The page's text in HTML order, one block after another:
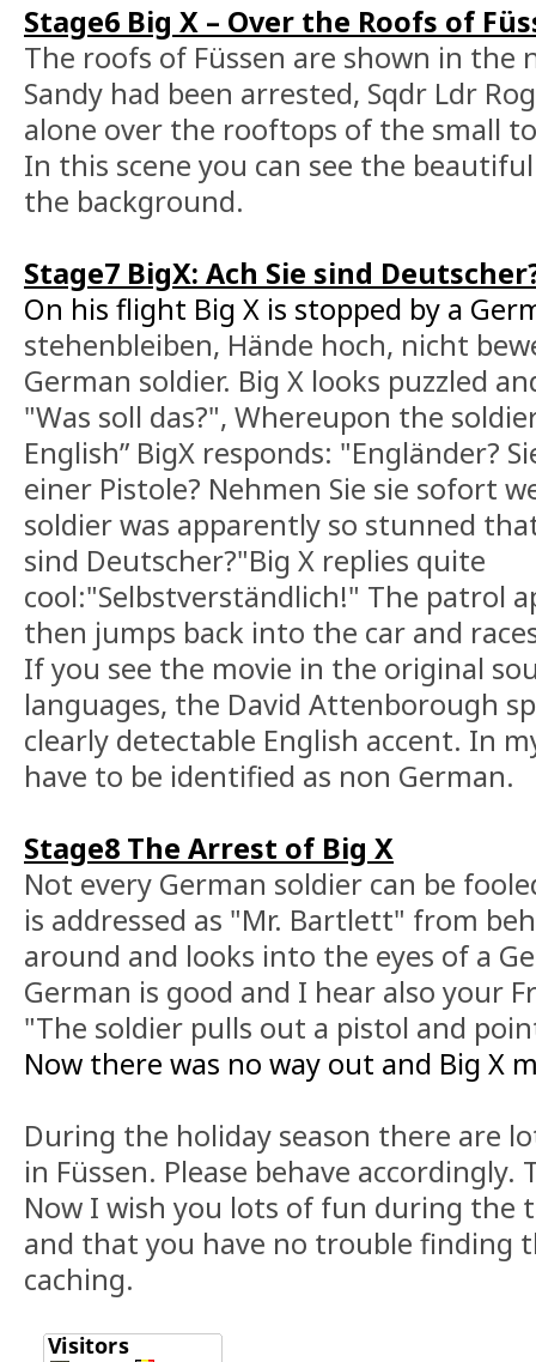
Stage6 Big X – Over the Roofs of
The roofs of Füssen are shown in the
Sandy had been arrested, Sqdr Ldr
alone over the rooftops of the small
In this scene you can see the
the background.
Stage7 BigX: Ach Sie sind
On his flight Big X is stopped by a
stehenbleiben, Hände hoch, nicht
German soldier. Big X looks puzzled
"Was soll das?", Whereupon the
English” BigX responds: "Engländer?
einer Pistole? Nehmen Sie sie sofort
soldier was apparently so stunned
sind Deutscher?"Big X replies quite
cool:"Selbstverständlich!" The patrol
then jumps back into the car and
If you see the movie in the original
languages, the David Attenborough
clearly detectable English accent. In
have to be identified as non German.
Stage8 The Arrest of Big X
Not every German soldier can be
is addressed as "Mr. Bartlett" from
around and looks into the eyes of a
German is good and I hear also your
"The soldier pulls out a pistol and
Now there was no way out and Big X
During the holiday season there are
in Füssen. Please behave accordingly.
Now I wish you lots of fun during the
and that you have no trouble finding
caching.